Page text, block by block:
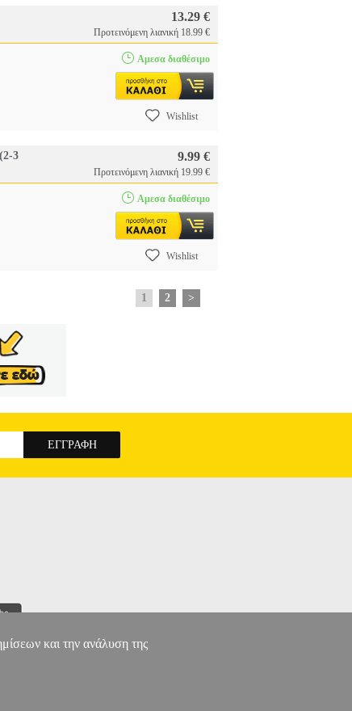
13.29 €
Προτεινόμενη λιανική 18.99 €
Αμεσα διαθέσιμο
Wishlist
3
9.99 €
Προτεινόμενη λιανική 19.99 €
Αμεσα διαθέσιμο
Wishlist
1 2 >
και την ανάλυση της